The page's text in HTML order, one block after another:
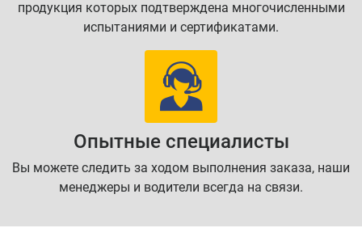
продукция которых подтверждена многочисленными
испытаниями и сертификатами.
Опытные специалисты
Вы можете следить за ходом выполнения заказа, наши
менеджеры и водители всегда на связи.